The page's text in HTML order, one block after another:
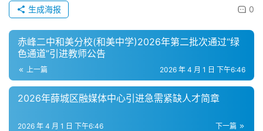
0
生成海报
赤峰二中和美分校(和美中学)2026年第二批次通过“绿
色通道”引进教师公告
上一篇 2026 年 4 月 1 日 下午6:46
2026年薛城区融媒体中心引进急需紧缺人才简章
下一篇
2026 年 4 月 1 日 下午6:46